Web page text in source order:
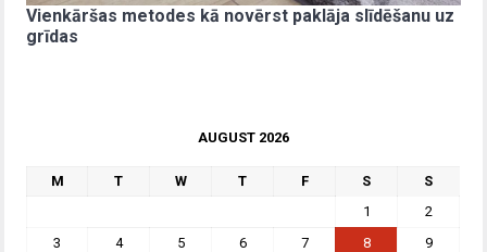
Vienkāršas metodes kā novērst paklāja slīdēšanu uz
grīdas
AUGUST 2026
M T W T F S
S
1
2
3
4 5 6 7 8
9